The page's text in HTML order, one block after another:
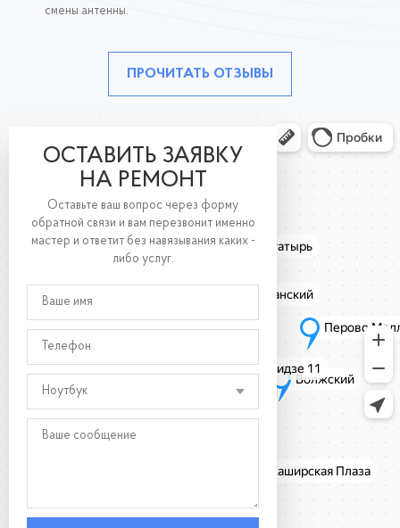
смены антенны.
ПРОЧИТАТЬ ОТЗЫВЫ
ОСТАВИТЬ ЗАЯВКУ
НА РЕМОНТ
Оставьте ваш вопрос через форму
обратной связи и вам перезвонит именно
мастер и ответит без навязывания каких -
либо услуг.
Ноутбук